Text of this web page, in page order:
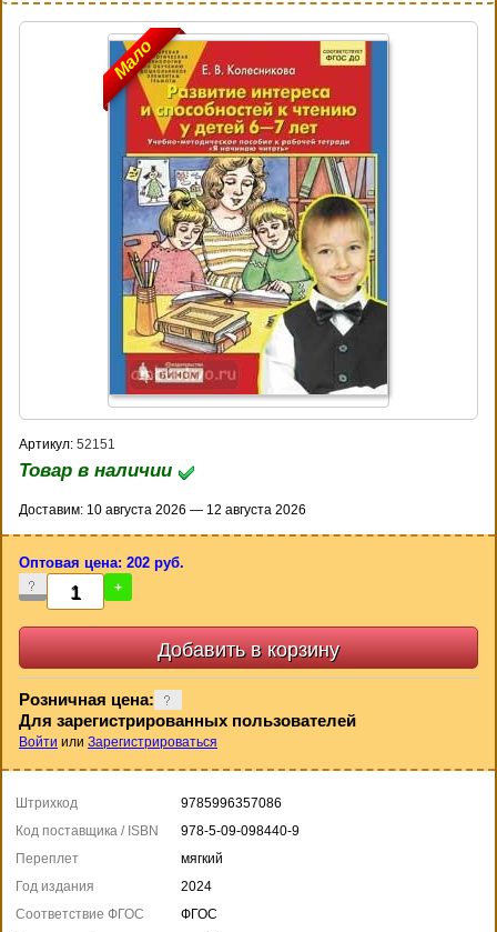
Мало
Артикул: 52151
Товар в наличии
Доставим: 10 августа 2026 — 12 августа 2026
Оптовая цена: 202 руб.
- +
Розничная цена:
Для зарегистрированных пользователей
Войти или Зарегистрироваться
Штрихкод
9785996357086
Код поставщика / ISBN
978-5-09-098440-9
Переплет
мягкий
Год издания
2024
Соответствие ФГОС
ФГОС